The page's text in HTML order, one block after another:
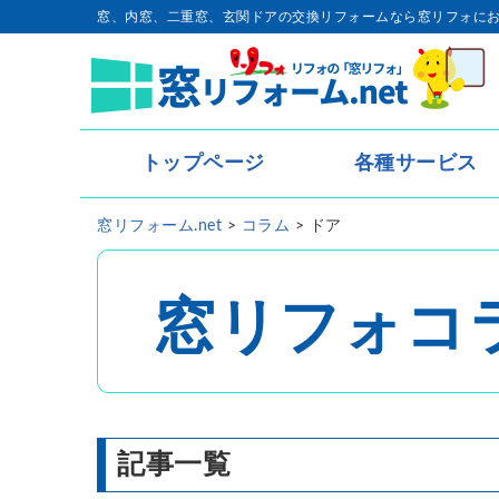
窓、内窓、二重窓、玄関ドアの交換リフォームなら窓リフォにお
- 内窓・二重窓
- 窓シャッター
トップページ 各種サービス
窓リフォーム.net > コラム > ドア
窓リフォコ
記事一覧